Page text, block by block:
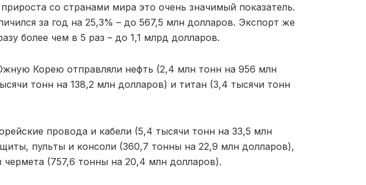
со странами мира это очень значимый показатель.
за год на 25,3% – до 567,5 млн долларов. Экспорт же
более чем в 5 раз – до 1,1 млрд долларов.
Корею отправляли нефть (2,4 млн тонн на 956 млн
тонн на 138,2 млн долларов) и титан (3,4 тысячи тонн
провода и кабели (5,4 тысячи тонн на 33,5 млн
пульты и консоли (360,7 тонны на 22,9 млн долларов),
(757,6 тонны на 20,4 млн долларов).